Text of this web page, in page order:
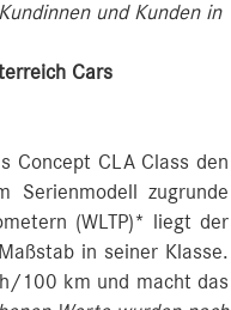
und Kunden in
Cars
Concept CLA Class den
Serienmodell zugrunde
(WLTP)* liegt der
in seiner Klasse.
100 km und macht das